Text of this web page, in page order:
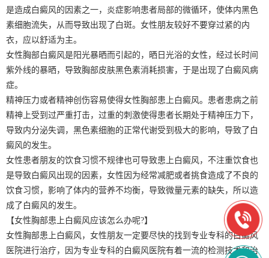
是造成白癜风的因素之一，炎症影响患者局部的微循环，使体内黑色
素细胞流失，从而导致出现了白斑。女性朋友较好不要穿过紧的内
衣，应以舒适为主。
女性胸部白癜风是阳光暴晒而引起的，晒日光浴的女性，经过长时间
紫外线的暴晒，导致胸部皮肤黑色素消耗损害，于是出现了白癜风病
症。
精神压力或者精神创伤容易使得女性胸部患上白癜风。患者患病之前
精神上受到过严重打击，过重的刺激使得患者长期处于精神压力下，
导致内分泌失调，黑色素细胞的正常代谢受到极大的影响，导致了白
癜风的发生。
女性患者朋友的饮食习惯不规律也可导致患上白癜风，不注重饮食也
是导致白癜风出现的因素，女性因为经常减肥或者挑食造成了不良的
饮食习惯，影响了体内的营养不均衡，导致微量元素的缺失，所以造
成了白癜风的发生。
【女性胸部患上白癜风应该怎么办呢?】
女性胸部患上白癜风，女性朋友一定要尽快的找到专业专科的白癜风
医院进行治疗，因为专业专科的白癜风医院有着一流的检测技术和治